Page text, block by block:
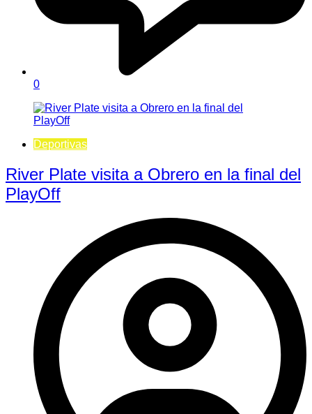
0
Deportivas
River Plate visita a Obrero en la final del
PlayOff